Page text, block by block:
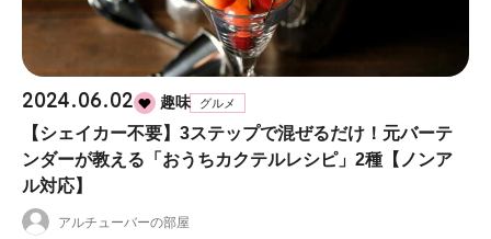
2024.06.02 趣味 グルメ
【シェイカー不要】3ステップで混ぜるだけ！元バーテ
ンダーが教える「おうちカクテルレシピ」2種【ノンア
ル対応】
アルチューバーの部屋